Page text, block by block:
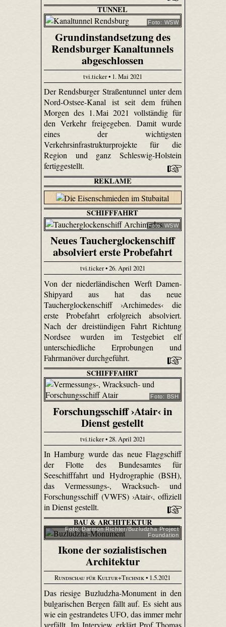
TUNNEL
Foto: WSW
Grundinstandsetzung des
Rendsburger Kanaltunnels
abgeschlossen
tvi.ticker • 1. Mai 2021
Der Rendsburger Straßentunnel unter dem
Nord-Ostsee-Kanal ist seit dem frühen
Morgen des 1. Mai 2021 vollständig für
den Verkehr freigegeben. Damit wurde
eines der wichtigsten
Verkehrsinfrastrukturprojekte für die
Region und ganz Schleswig-Holstein
fertiggestellt.
REKLAME
SCHIFFFAHRT
Foto: WSW
Neues Taucherglockenschiff
absolviert erste Probefahrt
tvi.ticker • 26. April 2021
Von der niederländischen Werft Damen-
Shipyard aus hat das neue
Taucherglockenschiff ›Archimedes‹ die
erste Probefahrt erfolgreich absolviert.
Nach der dreistündigen Fahrt Richtung
Nordsee wurden im Testgebiet elf
unterschiedliche Erprobungen und
Fahrmanöver durchgeführt.
SCHIFFFAHRT
Foto: BSH
Forschungsschiff ›Atair‹ in
Dienst gestellt
tvi.ticker • 28. April 2021
In Hamburg wurde das neue Flaggschiff
der Flotte des Bundesamtes für
Seeschifffahrt und Hydrographie (BSH),
das Vermessungs-, Wracksuch- und
Forschungsschiff (VWFS) ›Atair‹, offiziell
in Dienst gestellt.
BAU & ARCHITEKTUR
Foto: Darmon Richter/Buzludzha Project
Foundation
Ikone der sozialistischen
Architektur
Rundschau für Kultur+Technik• 1.5.2021
Das riesige Buzludzha-Monument in den
bulgarischen Bergen fällt auf. Es sieht aus
wie ein gestrandetes UFO, das immer mehr
verfällt. Im Interview erklärt Prof. Thomas